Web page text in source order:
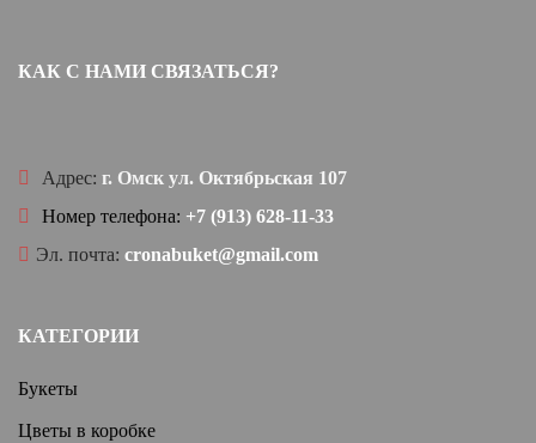
КАК С НАМИ СВЯЗАТЬСЯ?
Адрес: г. Омск ул. Октябрьская 107
Номер телефона: +7 (913) 628-11-33
Эл. почта: cronabuket@gmail.com
КАТЕГОРИИ
Букеты
Цветы в коробке